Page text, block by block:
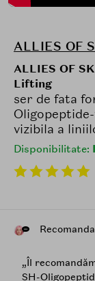
ALLIES OF
ALLIES OF
Lifting
ser de fata
vizibila a
Disponibilitate:
„Îl
SH-